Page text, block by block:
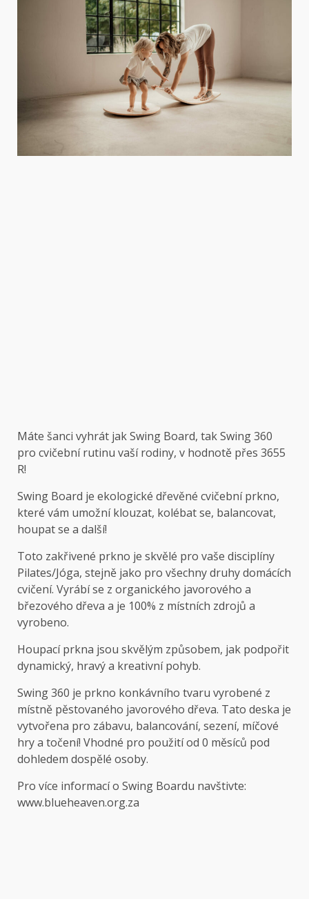
Máte šanci vyhrát jak Swing Board, tak Swing 360
pro cvičební rutinu vaší rodiny, v hodnotě přes 3655
R!
Swing Board je ekologické dřevěné cvičební prkno,
které vám umožní klouzat, kolébat se, balancovat,
houpat se a další!
Toto zakřivené prkno je skvělé pro vaše disciplíny
Pilates/Jóga, stejně jako pro všechny druhy domácích
cvičení. Vyrábí se z organického javorového a
březového dřeva a je 100% z místních zdrojů a
vyrobeno.
Houpací prkna jsou skvělým způsobem, jak podpořit
dynamický, hravý a kreativní pohyb.
Swing 360 je prkno konkávního tvaru vyrobené z
místně pěstovaného javorového dřeva. Tato deska je
vytvořena pro zábavu, balancování, sezení, míčové
hry a točení! Vhodné pro použití od 0 měsíců pod
dohledem dospělé osoby.
Pro více informací o Swing Boardu navštivte:
www.blueheaven.org.za